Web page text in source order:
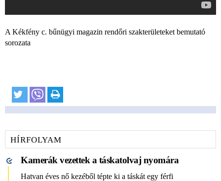
A Kékfény c. bűnügyi magazin rendőri szakterületeket bemutató
sorozata
HÍRFOLYAM
Kamerák vezettek a táskatolvaj nyomára
Hatvan éves nő kezéből tépte ki a táskát egy férfi